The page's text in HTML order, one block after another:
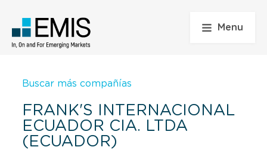
Menu
Buscar más compañías
FRANK'S INTERNACIONAL
ECUADOR CIA. LTDA
(ECUADOR)